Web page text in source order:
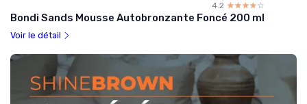
4.2 ☆☆☆☆☆
★★★★★
Bondi Sands Mousse Autobronzante Foncé 200 ml
Voir le détail